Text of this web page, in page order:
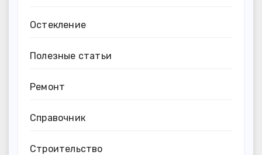
Остекление
Полезные статьи
Ремонт
Справочник
Строительство